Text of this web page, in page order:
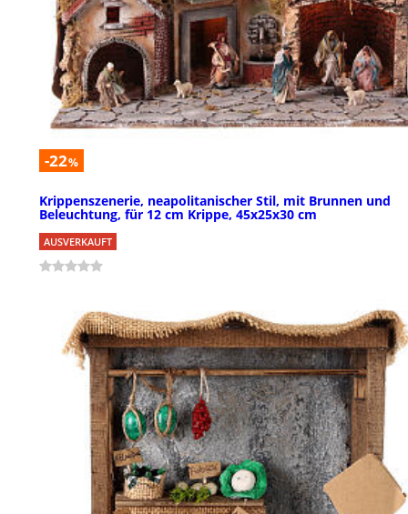
-22%
Krippenszenerie, neapolitanischer Stil, mit Brunnen und
Beleuchtung, für 12 cm Krippe, 45x25x30 cm
AUSVERKAUFT